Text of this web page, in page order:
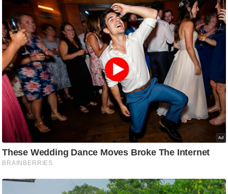
ल
टे
क्नॉ
लॉ
जी
ब्यू
टी
/
फै
श
न